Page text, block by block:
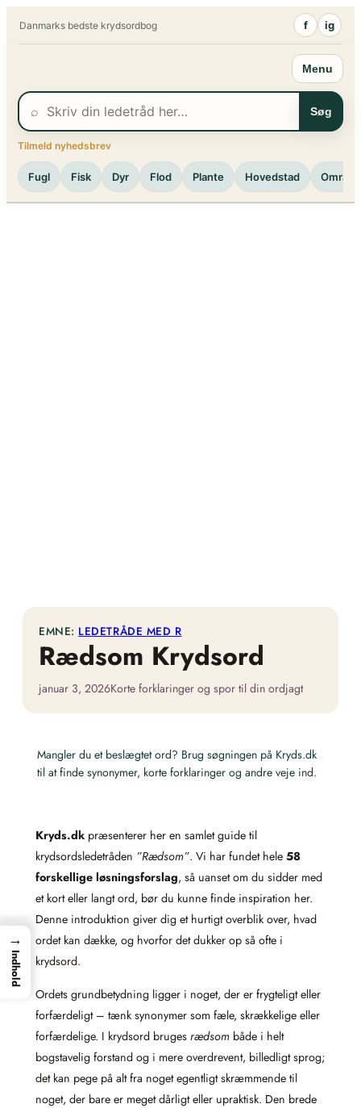
Danmarks bedste krydsordbog f ig
Menu
⌕ Søg
Tilmeld nyhedsbrev
Fugl Fisk Dyr Flod Plante Hovedstad Område
EMNE: LEDETRÅDE MED R
Rædsom Krydsord
januar 3, 2026Korte forklaringer og spor til din ordjagt
Mangler du et beslægtet ord? Brug søgningen på Kryds.dk
til at finde synonymer, korte forklaringer og andre veje ind.
Kryds.dk præsenterer her en samlet guide til
krydsordsledetråden ”Rædsom”. Vi har fundet hele 58
forskellige løsningsforslag, så uanset om du sidder med
et kort eller langt ord, bør du kunne finde inspiration her.
Denne introduktion giver dig et hurtigt overblik over, hvad
ordet kan dække, og hvorfor det dukker op så ofte i
krydsord.
Ordets grundbetydning ligger i noget, der er frygteligt eller
forfærdeligt – tænk synonymer som fæle, skrækkelige eller
forfærdelige. I krydsord bruges rædsom både i helt
bogstavelig forstand og i mere overdrevent, billedligt sprog;
det kan pege på alt fra noget egentligt skræmmende til
noget, der bare er meget dårligt eller upraktisk. Den brede
→
Indhold